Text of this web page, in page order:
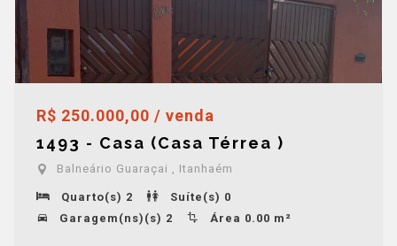
R$ 250.000,00 / venda
1493 - Casa (Casa Térrea )
Balneário Guaraçai , Itanhaém
Quarto(s) 2
Suíte(s) 0
Garagem(ns)(s) 2
Área 0.00 m²